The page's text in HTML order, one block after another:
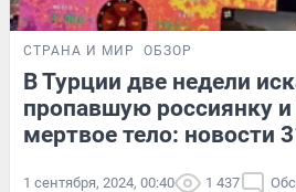
СТРАНА И МИР ОБЗОР
В Турции две недели
пропавшую россиянку
мертвое тело: новости
1 сентября, 2024, 00:40 1 437